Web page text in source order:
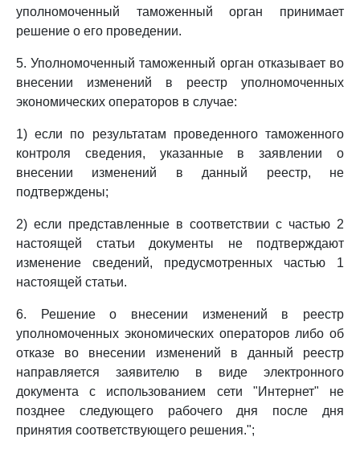
уполномоченный таможенный орган принимает
решение о его проведении.
5. Уполномоченный таможенный орган отказывает во
внесении изменений в реестр уполномоченных
экономических операторов в случае:
1) если по результатам проведенного таможенного
контроля сведения, указанные в заявлении о
внесении изменений в данный реестр, не
подтверждены;
2) если представленные в соответствии с частью 2
настоящей статьи документы не подтверждают
изменение сведений, предусмотренных частью 1
настоящей статьи.
6. Решение о внесении изменений в реестр
уполномоченных экономических операторов либо об
отказе во внесении изменений в данный реестр
направляется заявителю в виде электронного
документа с использованием сети "Интернет" не
позднее следующего рабочего дня после дня
принятия соответствующего решения.";